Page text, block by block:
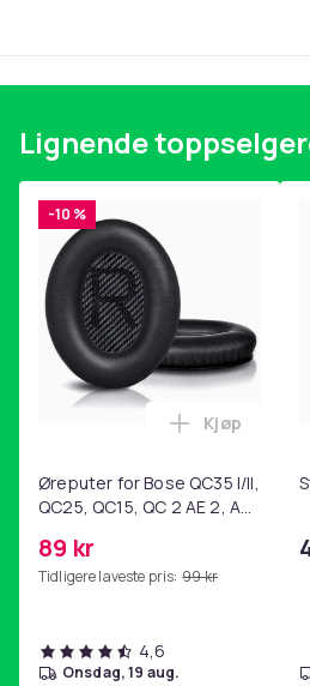
Lignende
-10 %
Øreputer for Bose QC35 I/II,
QC25, QC15, QC 2 AE 2, AE
SoundLink Black
89 kr
Tidligere laveste pris: 99 kr
Legg
Kjøp
4,6
onsdag, 19 aug.